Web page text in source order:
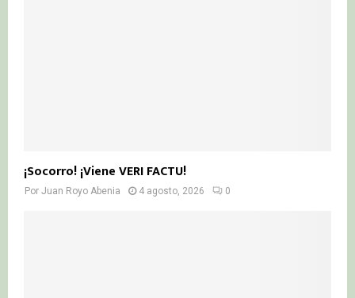
¡Socorro! ¡Viene VERI FACTU!
Por Juan Royo Abenia 4 agosto, 2026 0